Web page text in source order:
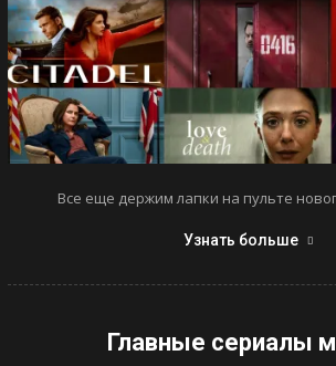
Все еще держим лапки на пульте
Узнать больше
Главные сериалы